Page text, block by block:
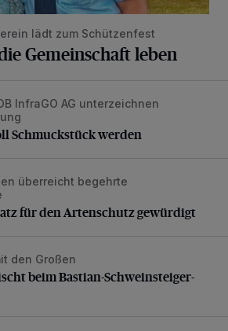
lädt zum Schützenfest
Gemeinschaft leben
Schmuckstück werden
InfraGO AG unterzeichnen
Schmuckstück werden
für den Artenschutz gewürdigt
überreicht begehrte
für den Artenschutz gewürdigt
beim Bastian-Schweinsteiger-
den Großen
beim Bastian-Schweinsteiger-